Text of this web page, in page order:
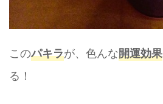
このパキラが、色んな開運効果
る！